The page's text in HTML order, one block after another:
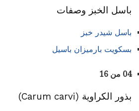
باسل الخبز وصفات
باسل شيدر خبز
بسكويت بارميزان باسيل
04 من 16
بذور الكراوية (Carum carvi)